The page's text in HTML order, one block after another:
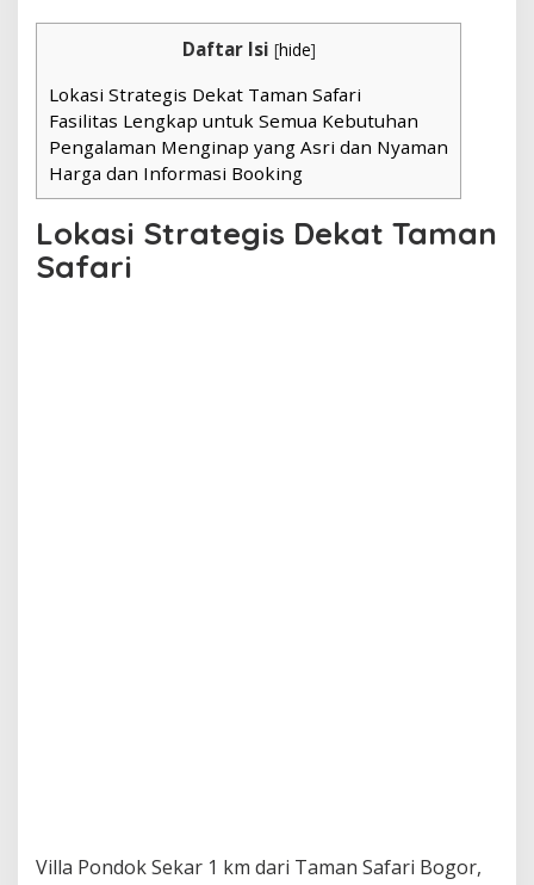
Daftar Isi [hide]
Lokasi Strategis Dekat Taman Safari
Fasilitas Lengkap untuk Semua Kebutuhan
Pengalaman Menginap yang Asri dan Nyaman
Harga dan Informasi Booking
Lokasi Strategis Dekat Taman
Safari
Villa Pondok Sekar 1 km dari Taman Safari Bogor,